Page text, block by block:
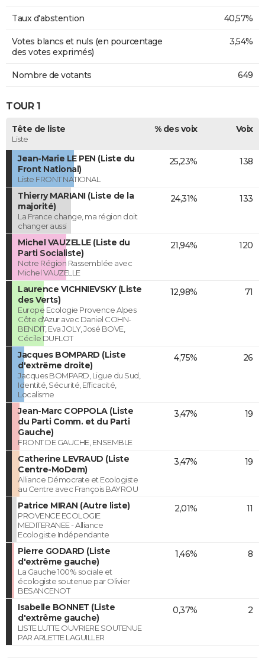
Taux d'abstention 40,57%
Votes blancs et nuls (en pourcentage
des votes exprimés)
3,54%
Nombre de votants 649
TOUR 1
Tête de liste
Liste
% des voix Voix
Jean-Marie LE PEN (Liste du
Front National)
Liste FRONT NATIONAL
25,23% 138
Thierry MARIANI (Liste de la
majorité)
La France change, ma région doit
changer aussi
24,31% 133
Michel VAUZELLE (Liste du
Parti Socialiste)
Notre Région Rassemblée avec
Michel VAUZELLE
21,94% 120
Laurence VICHNIEVSKY (Liste
des Verts)
Europe Ecologie Provence Alpes
Côte d'Azur avec Daniel COHN-
BENDIT, Eva JOLY, José BOVE,
Cécile DUFLOT
12,98% 71
Jacques BOMPARD (Liste
d'extrême droite)
Jacques BOMPARD, Ligue du Sud,
Identité, Sécurité, Efficacité,
Localisme
4,75% 26
Jean-Marc COPPOLA (Liste
du Parti Comm. et du Parti
Gauche)
FRONT DE GAUCHE, ENSEMBLE
3,47% 19
Catherine LEVRAUD (Liste
Centre-MoDem)
Alliance Démocrate et Ecologiste
au Centre avec François BAYROU
3,47% 19
Patrice MIRAN (Autre liste)
PROVENCE ECOLOGIE
MEDITERANEE - Alliance
Ecologiste Indépendante
2,01% 11
Pierre GODARD (Liste
d'extrême gauche)
La Gauche 100% sociale et
écologiste soutenue par Olivier
BESANCENOT
1,46% 8
Isabelle BONNET (Liste
d'extrême gauche)
LISTE LUTTE OUVRIERE SOUTENUE
PAR ARLETTE LAGUILLER
0,37% 2